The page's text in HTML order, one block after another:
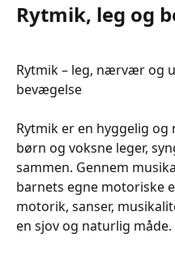
Rytmik, leg og
Rytmik – leg, nærvær og
bevægelse
Rytmik er en hyggelig
børn og voksne leger,
sammen. Gennem
barnets egne motoriske
motorik, sanser,
en sjov og naturlig måde.